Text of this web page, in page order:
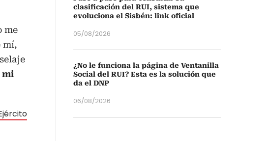
me
mí,
mi
clasificación del RUI, sistema que
evoluciona el Sisbén: link oficial
05/08/2026
¿No le funciona la página de Ventanilla
Social del RUI? Esta es la solución que
da el DNP
06/08/2026